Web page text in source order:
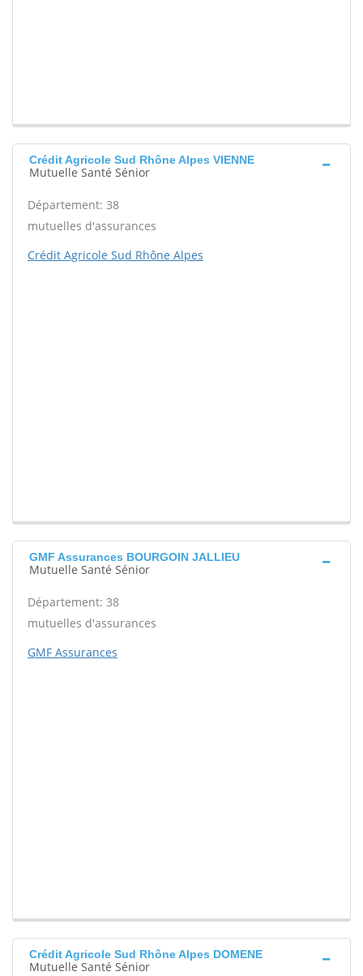
Crédit Agricole Sud Rhône Alpes VIENNE
Mutuelle Santé Sénior
Département: 38
mutuelles d'assurances
Crédit Agricole Sud Rhône Alpes
GMF Assurances BOURGOIN JALLIEU
Mutuelle Santé Sénior
Département: 38
mutuelles d'assurances
GMF Assurances
Crédit Agricole Sud Rhône Alpes DOMENE
Mutuelle Santé Sénior